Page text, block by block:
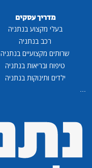
מדריך עסקים
בעלי מקצוע בנתניה
רכב בנתניה
שרותים מקצועיים בנתניה
טיפוח ובריאות בנתניה
ילדים ותינוקות בנתניה
...